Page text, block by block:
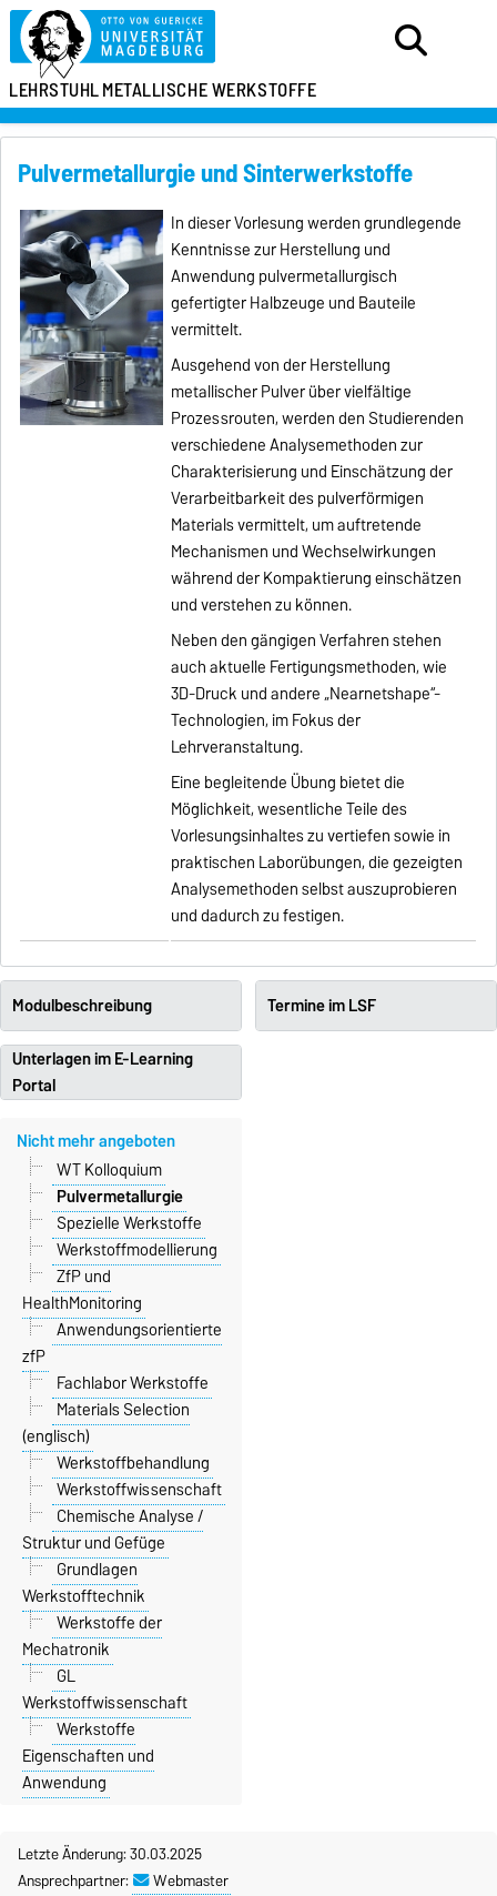
LEHRSTUHLMETALLISCHE WERKSTOFFE
Pulvermetallurgie und Sinterwerkstoffe
In dieser Vorlesung werden grundlegende
Kenntnisse zur Herstellung und
Anwendung pulvermetallurgisch
gefertigter Halbzeuge und Bauteile
vermittelt.
Ausgehend von der Herstellung
metallischer Pulver über vielfältige
Prozessrouten, werden den Studierenden
verschiedene Analysemethoden zur
Charakterisierung und Einschätzung der
Verarbeitbarkeit des pulverförmigen
Materials vermittelt, um auftretende
Mechanismen und Wechselwirkungen
während der Kompaktierung einschätzen
und verstehen zu können.
Neben den gängigen Verfahren stehen
auch aktuelle Fertigungsmethoden, wie
3D-Druck und andere „Nearnetshape“-
Technologien, im Fokus der
Lehrveranstaltung.
Eine begleitende Übung bietet die
Möglichkeit, wesentliche Teile des
Vorlesungsinhaltes zu vertiefen sowie in
praktischen Laborübungen, die gezeigten
Analysemethoden selbst auszuprobieren
und dadurch zu festigen.
Modulbeschreibung
Termine im LSF
Unterlagen im E-Learning
Portal
Nicht mehr angeboten
WT Kolloquium
Pulvermetallurgie
Spezielle Werkstoffe
Werkstoffmodellierung
ZfP und
HealthMonitoring
Anwendungsorientierte
zfP
Fachlabor Werkstoffe
Materials Selection
(englisch)
Werkstoffbehandlung
Werkstoffwissenschaft
Chemische Analyse /
Struktur und Gefüge
Grundlagen
Werkstofftechnik
Werkstoffe der
Mechatronik
GL
Werkstoffwissenschaft
Werkstoffe
Eigenschaften und
Anwendung
Letzte Änderung: 30.03.2025
Ansprechpartner:
Webmaster